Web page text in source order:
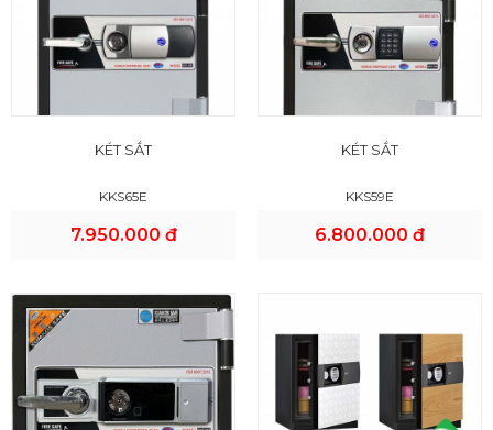
KÉT SẮT
KKS65E
7.950.000 đ
KÉT SẮT
KKS59E
6.800.000 đ